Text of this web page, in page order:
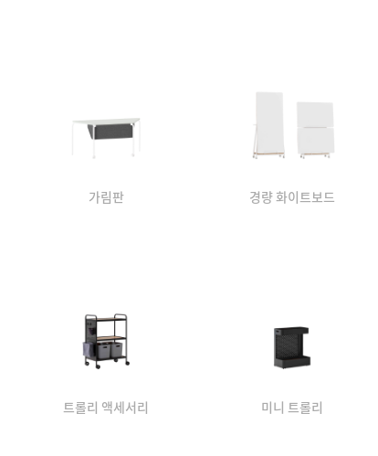
가림판 경량 화이트보드
트롤리 액세서리 미니 트롤리